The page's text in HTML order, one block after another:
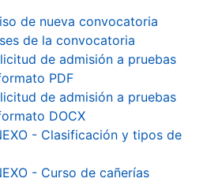
de nueva convocatoria
de la convocatoria
de admisión a pruebas
PDF
de admisión a pruebas
DOCX
- Clasificación y tipos de
- Curso de cañerías